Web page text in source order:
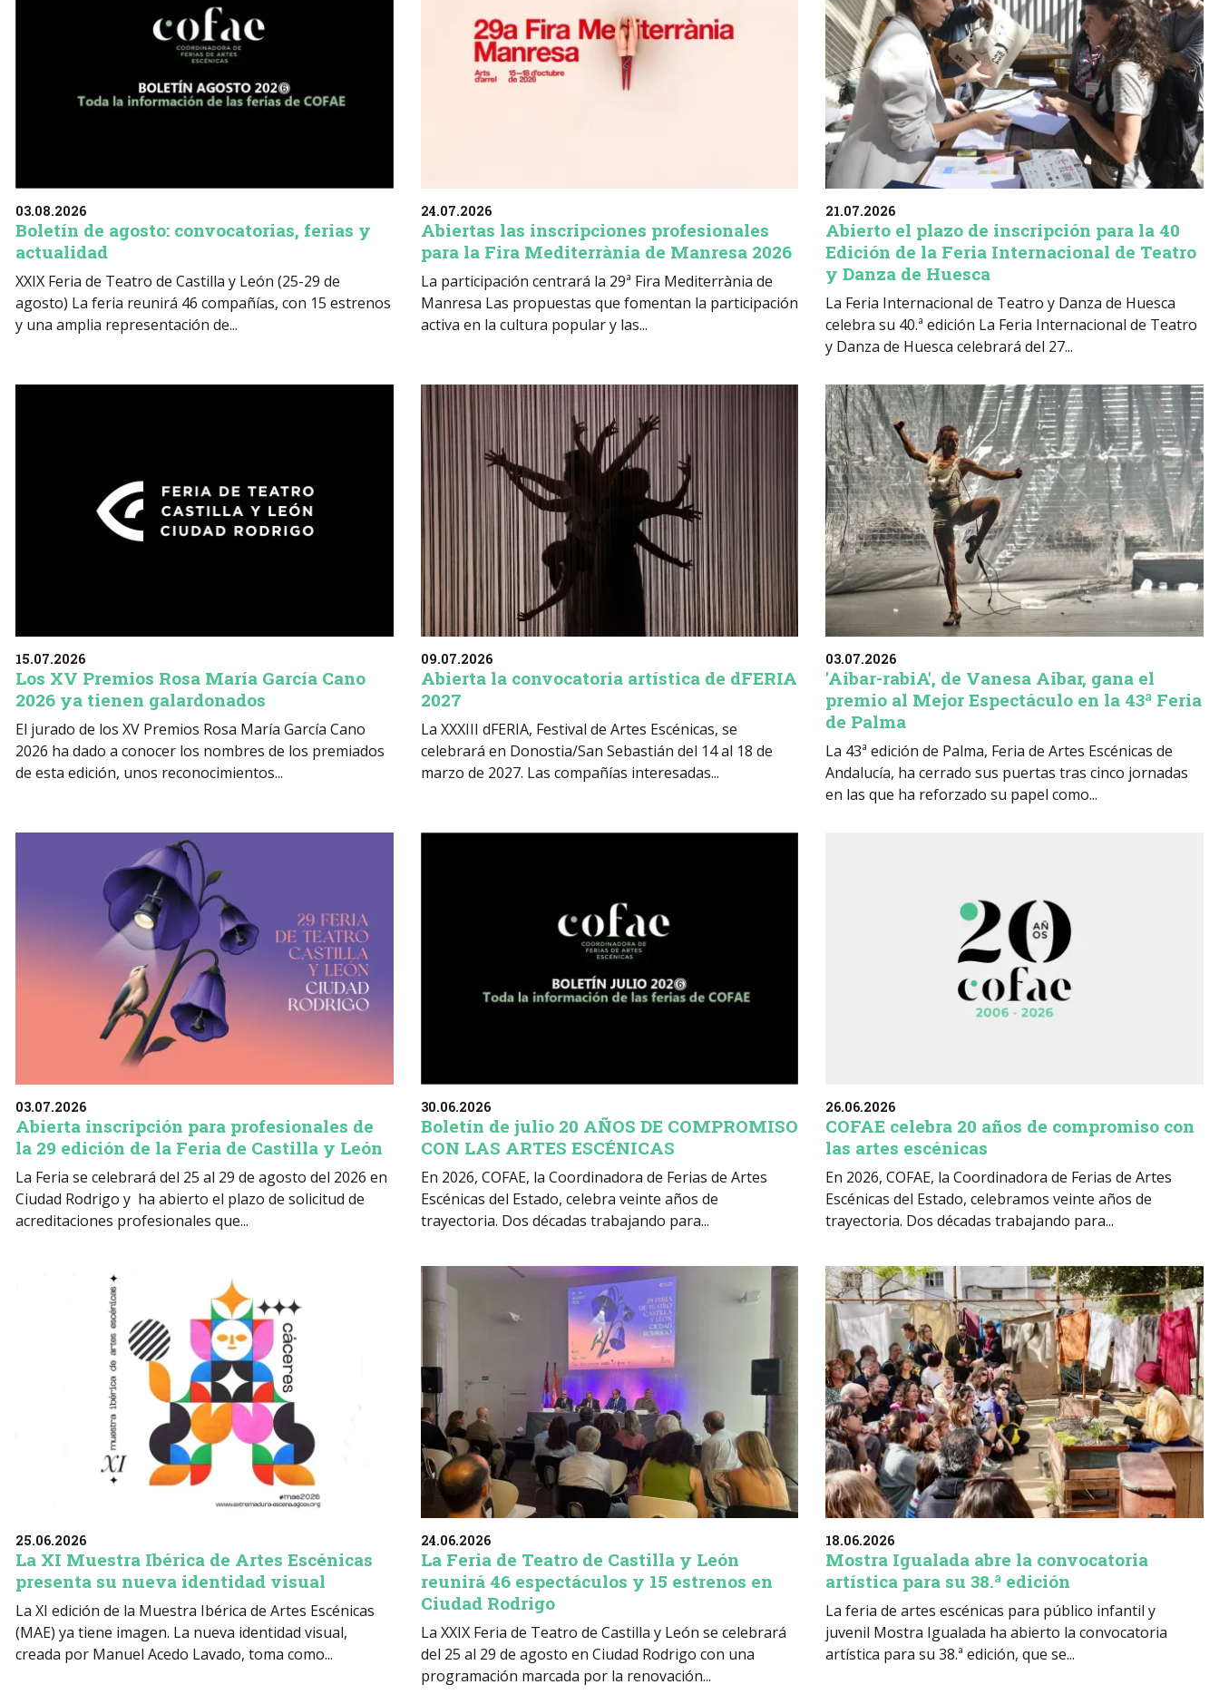
03.08.2026
Boletín de agosto: convocatorias, ferias y
actualidad
XXIX Feria de Teatro de Castilla y León (25-29 de
agosto) La feria reunirá 46 compañías, con 15 estrenos
y una amplia representación de...
24.07.2026
Abiertas las inscripciones profesionales
para la Fira Mediterrània de Manresa 2026
La participación centrará la 29ª Fira Mediterrània de
Manresa Las propuestas que fomentan la participación
activa en la cultura popular y las...
21.07.2026
Abierto el plazo de inscripción para la 40
Edición de la Feria Internacional de Teatro
y Danza de Huesca
La Feria Internacional de Teatro y Danza de Huesca
celebra su 40.ª edición La Feria Internacional de Teatro
y Danza de Huesca celebrará del 27...
15.07.2026
Los XV Premios Rosa María García Cano
2026 ya tienen galardonados
El jurado de los XV Premios Rosa María García Cano
2026 ha dado a conocer los nombres de los premiados
de esta edición, unos reconocimientos...
09.07.2026
Abierta la convocatoria artística de dFERIA
2027
La XXXIII dFERIA, Festival de Artes Escénicas, se
celebrará en Donostia/San Sebastián del 14 al 18 de
marzo de 2027. Las compañías interesadas...
03.07.2026
'Aibar-rabiA', de Vanesa Aibar, gana el
premio al Mejor Espectáculo en la 43ª Feria
de Palma
La 43ª edición de Palma, Feria de Artes Escénicas de
Andalucía, ha cerrado sus puertas tras cinco jornadas
en las que ha reforzado su papel como...
03.07.2026
Abierta inscripción para profesionales de
la 29 edición de la Feria de Castilla y León
La Feria se celebrará del 25 al 29 de agosto del 2026 en
Ciudad Rodrigo y ha abierto el plazo de solicitud de
acreditaciones profesionales que...
30.06.2026
Boletín de julio 20 AÑOS DE COMPROMISO
CON LAS ARTES ESCÉNICAS
En 2026, COFAE, la Coordinadora de Ferias de Artes
Escénicas del Estado, celebra veinte años de
trayectoria. Dos décadas trabajando para...
26.06.2026
COFAE celebra 20 años de compromiso con
las artes escénicas
En 2026, COFAE, la Coordinadora de Ferias de Artes
Escénicas del Estado, celebramos veinte años de
trayectoria. Dos décadas trabajando para...
25.06.2026
La XI Muestra Ibérica de Artes Escénicas
presenta su nueva identidad visual
La XI edición de la Muestra Ibérica de Artes Escénicas
(MAE) ya tiene imagen. La nueva identidad visual,
creada por Manuel Acedo Lavado, toma como...
24.06.2026
La Feria de Teatro de Castilla y León
reunirá 46 espectáculos y 15 estrenos en
Ciudad Rodrigo
La XXIX Feria de Teatro de Castilla y León se celebrará
del 25 al 29 de agosto en Ciudad Rodrigo con una
programación marcada por la renovación...
18.06.2026
Mostra Igualada abre la convocatoria
artística para su 38.ª edición
La feria de artes escénicas para público infantil y
juvenil Mostra Igualada ha abierto la convocatoria
artística para su 38.ª edición, que se...